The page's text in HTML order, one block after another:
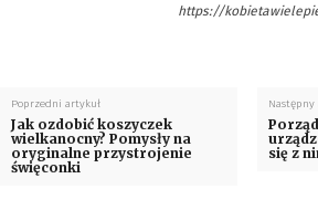
https://
Poprzedni artykuł
Jak ozdobić koszyczek
wielkanocny? Pomysły na
oryginalne przystrojenie
święconki
Następny
się z